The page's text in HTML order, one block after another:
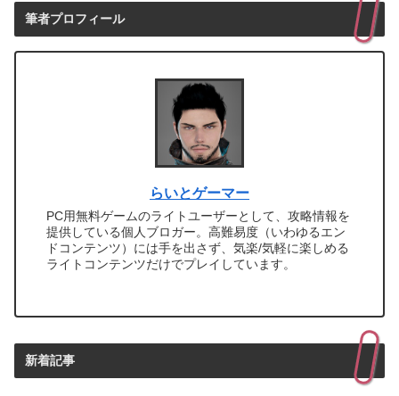
筆者プロフィール
らいとゲーマー
PC用無料ゲームのライトユーザーとして、攻略情報を
提供している個人ブロガー。高難易度（いわゆるエン
ドコンテンツ）には手を出さず、気楽/気軽に楽しめる
ライトコンテンツだけでプレイしています。
新着記事